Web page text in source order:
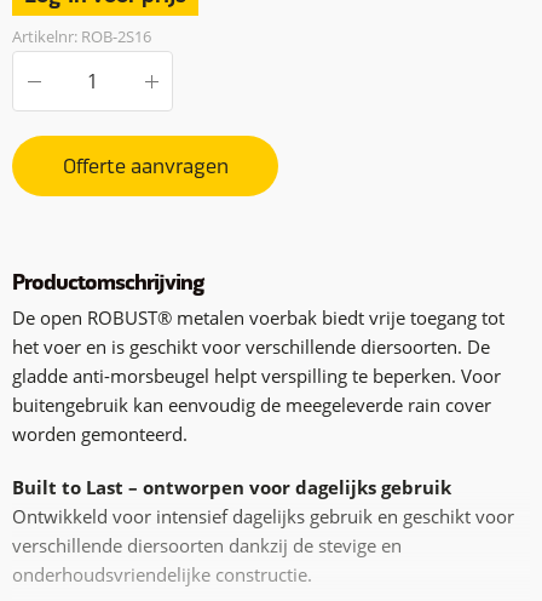
Artikelnr: ROB-2S16
Offerte aanvragen
Productomschrijving
De open ROBUST® metalen voerbak biedt vrije toegang tot
het voer en is geschikt voor verschillende diersoorten. De
gladde anti-morsbeugel helpt verspilling te beperken. Voor
buitengebruik kan eenvoudig de meegeleverde rain cover
worden gemonteerd.
Built to Last – ontworpen voor dagelijks gebruik
Ontwikkeld voor intensief dagelijks gebruik en geschikt voor
verschillende diersoorten dankzij de stevige en
onderhoudsvriendelijke constructie.